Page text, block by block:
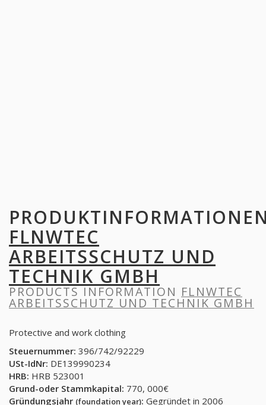
FLNWTEC
ARBEITSSCHUTZ UND
TECHNIK GMBH
PRODUCTS INFORMATION FLNWTEC
ARBEITSSCHUTZ UND TECHNIK GMBH
Protective and work clothing
Steuernummer: 396/742/92229
USt-IdNr: DE139990234
HRB: HRB 523001
Grund-oder Stammkapital: 770, 000€
Gründungsjahr (foundation year): Gegründet in 2006